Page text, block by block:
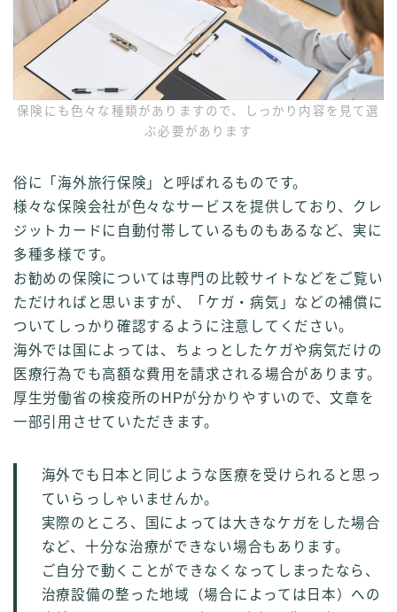
保険にも色々な種類がありますので、しっかり内容を見て選
ぶ必要があります
俗に「海外旅行保険」と呼ばれるものです。
様々な保険会社が色々なサービスを提供しており、クレ
ジットカードに自動付帯しているものもあるなど、実に
多種多様です。
お勧めの保険については専門の比較サイトなどをご覧い
ただければと思いますが、「ケガ・病気」などの補償に
ついてしっかり確認するように注意してください。
海外では国によっては、ちょっとしたケガや病気だけの
医療行為でも高額な費用を請求される場合があります。
厚生労働省の検疫所のHPが分かりやすいので、文章を
一部引用させていただきます。
海外でも日本と同じような医療を受けられると思っ
ていらっしゃいませんか。
実際のところ、国によっては大きなケガをした場合
など、十分な治療ができない場合もあります。
ご自分で動くことができなくなってしまったなら、
治療設備の整った地域（場合によっては日本）への